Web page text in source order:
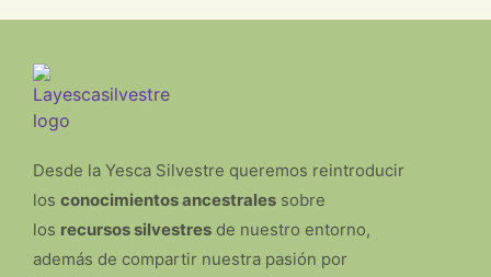
Desde la Yesca Silvestre queremos reintroducir
los conocimientos ancestrales sobre
los recursos silvestres de nuestro entorno,
además de compartir nuestra pasión por